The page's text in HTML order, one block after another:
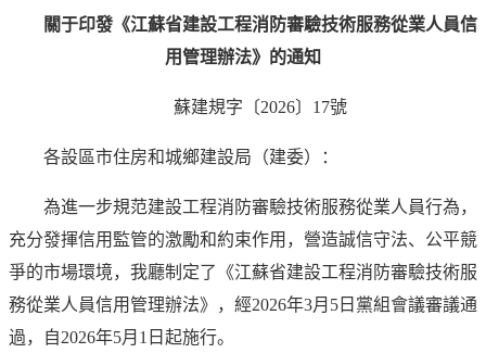
關于印發《江蘇省建設工程消防審驗技術服務從業人員信
用管理辦法》的通知
蘇建規字〔2026〕17號
各設區市住房和城鄉建設局（建委）：
為進一步規范建設工程消防審驗技術服務從業人員行為，
充分發揮信用監管的激勵和約束作用，營造誠信守法、公平競
爭的市場環境，我廳制定了《江蘇省建設工程消防審驗技術服
務從業人員信用管理辦法》，經2026年3月5日黨組會議審議通
過，自2026年5月1日起施行。